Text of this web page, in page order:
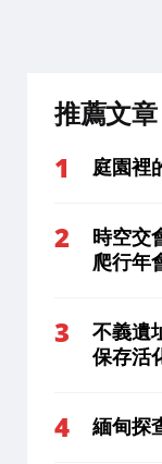
推薦文章
庭園裡
時空交
爬行年
不義遺
保存活
緬甸探